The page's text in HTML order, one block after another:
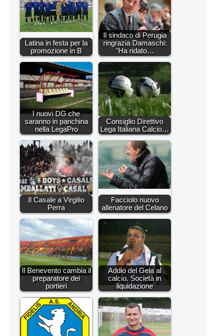
Latina in festa per la
promozione in B
Il sindaco di Perugia
ringrazia Damaschi:
"Ha ridato…
I nuovi DG che
saranno in panchina
nella LegaPro
Consiglio Direttivo
Lega Italiana Calcio…
Il Casale a Virgilio
Perra
Facciolo nuovo
allenatore del Celano
Il Benevento cambia il
preparatore dei
portieri
Addio del Gela al
calcio. Società in
liquidazione